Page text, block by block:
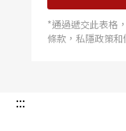
*通過遞交此表格
條款，私隱政策和
:::